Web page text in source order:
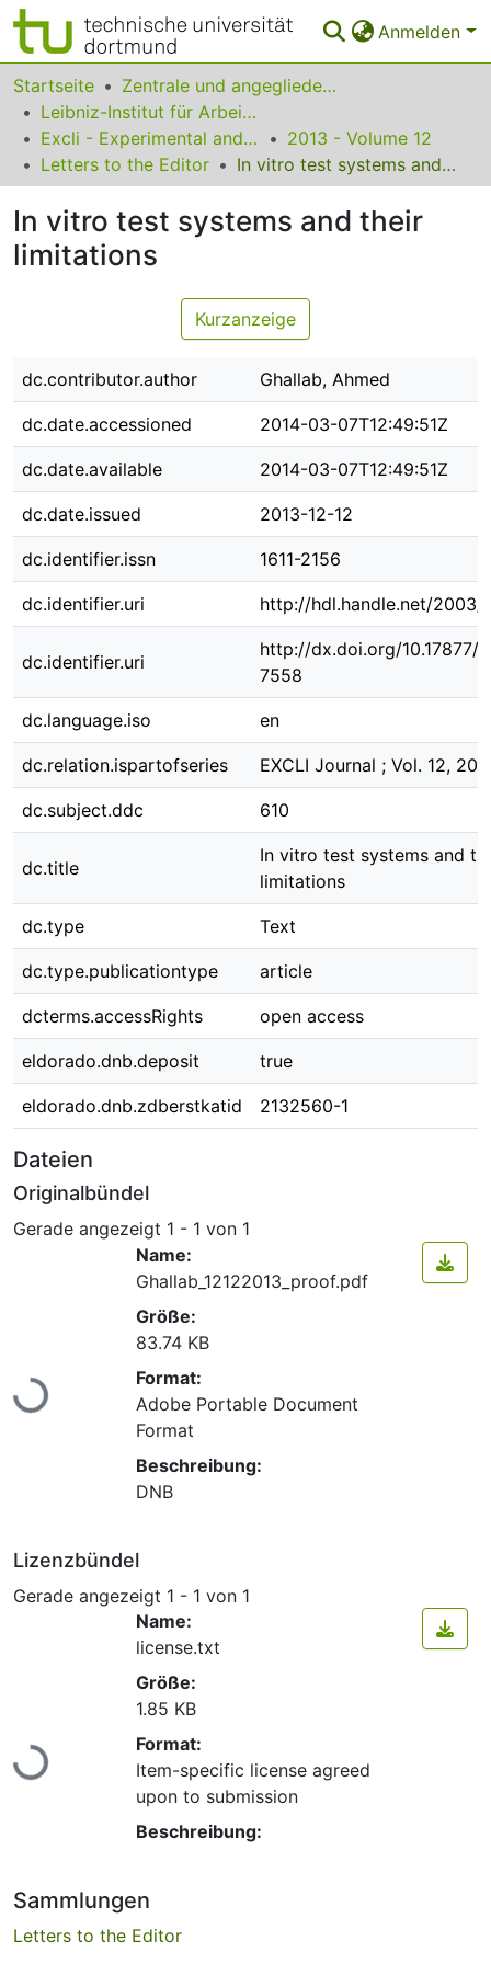
Anmelden
Bereiche & Sammlungen
Das gesamte Repositorium
Statistiken
FAQ
Leitlinien
Zurück zur Startseite
Startseite
Zentrale und angegliederte Institute
Leibniz-Institut für Arbeitsforschung an der TU Dortmund
Excli - Experimental and Clinical Sciences
2013 - Volume 12
Letters to the Editor
In vitro test systems and their limitations
In vitro test systems and their
limitations
Kurzanzeige
dc.contributor.author Ghallab, Ahmed
dc.date.accessioned 2014-03-07T12:49:51Z
dc.date.available 2014-03-07T12:49:51Z
dc.date.issued 2013-12-12
dc.identifier.issn 1611-2156
dc.identifier.uri http://hdl.handle.net/2003/
dc.identifier.uri
http://dx.doi.org/10.17877/
7558
dc.language.iso en
dc.relation.ispartofseries EXCLI Journal ; Vol. 12,
dc.subject.ddc 610
dc.title
In vitro test systems and
limitations
dc.type Text
dc.type.publicationtype article
dcterms.accessRights open access
eldorado.dnb.deposit true
eldorado.dnb.zdberstkatid 2132560-1
Dateien
Originalbündel
Gerade angezeigt 1 - 1 von 1
Lade...
Name:
Ghallab_12122013_proof.pdf
Größe:
83.74 KB
Format:
Adobe Portable Document
Format
Beschreibung:
DNB
Lizenzbündel
Gerade angezeigt 1 - 1 von 1
Lade...
Name:
license.txt
Größe:
1.85 KB
Format:
Item-specific license agreed
upon to submission
Beschreibung:
Sammlungen
Letters to the Editor